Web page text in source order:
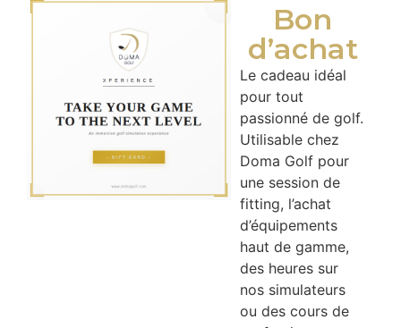
Bon
d’achat
Le cadeau idéal
pour tout
passionné de golf.
Utilisable chez
Doma Golf pour
une session de
fitting, l’achat
d’équipements
haut de gamme,
des heures sur
nos simulateurs
ou des cours de